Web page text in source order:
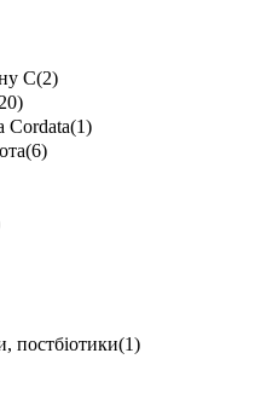
С(2)
Cordata(1)
(6)
постбіотики(1)